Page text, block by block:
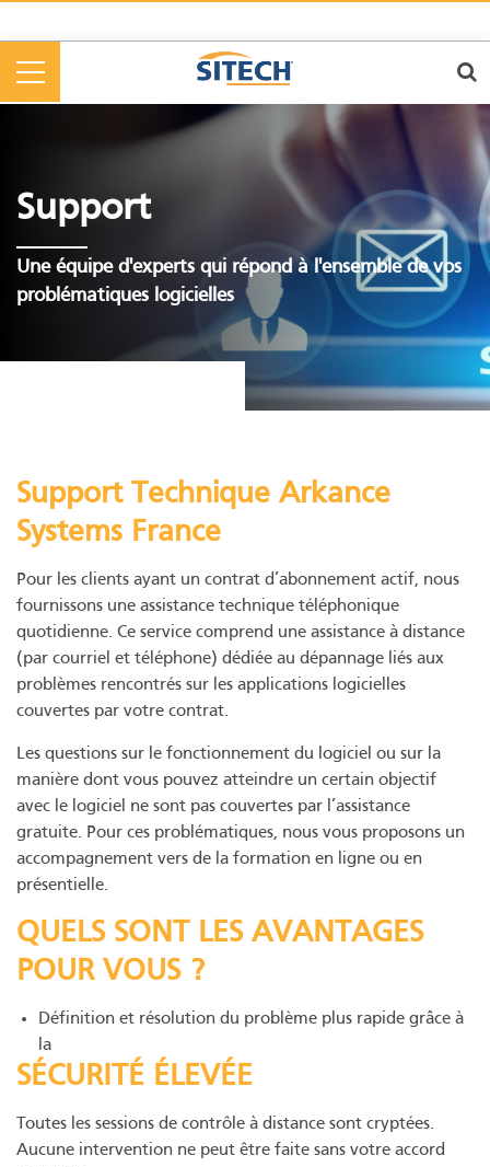
Support
Une équipe d'experts qui répond à l'ensemble de vos
problématiques logicielles
Support Technique Arkance
Systems France
Pour les clients ayant un contrat d’abonnement actif, nous
fournissons une assistance technique téléphonique
quotidienne. Ce service comprend une assistance à distance
(par courriel et téléphone) dédiée au dépannage liés aux
problèmes rencontrés sur les applications logicielles
couvertes par votre contrat.
Les questions sur le fonctionnement du logiciel ou sur la
manière dont vous pouvez atteindre un certain objectif
avec le logiciel ne sont pas couvertes par l’assistance
gratuite. Pour ces problématiques, nous vous proposons un
accompagnement vers de la formation en ligne ou en
présentielle.
QUELS SONT LES AVANTAGES
POUR VOUS ?
Définition et résolution du problème plus rapide grâce à
la
SÉCURITÉ ÉLEVÉE
Toutes les sessions de contrôle à distance sont cryptées.
Aucune intervention ne peut être faite sans votre accord